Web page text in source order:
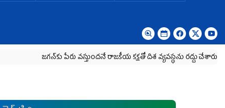
జగన్‌కు పేరు వస్తుందనే రాజకీయ కక్షతో దిశ వ్య‌వ‌స్థ‌ను రద్దు చేశారు కృష్ణా